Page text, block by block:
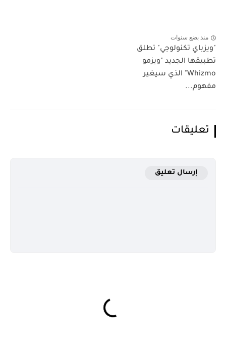
منذ بضع سنوات
"ويزباي تكنولوجي" تطلق
تطبيقها الجديد "ويزمو
Whizmo" الذي سيغير
مفهوم...
تعليقات
إرسال تعليق